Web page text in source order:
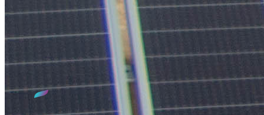
Qui sommes-nous ?